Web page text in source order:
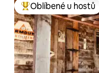
Nejlepší v kategorii
Oblíbené u hostů